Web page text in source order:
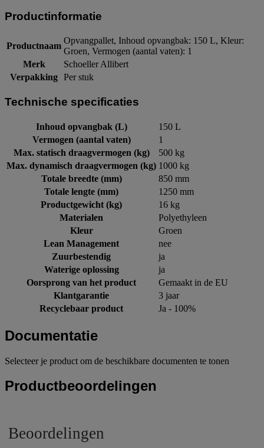
Productinformatie
Productnaam
Opvangpallet, Inhoud opvangbak: 150 L, Kleur:
Groen, Vermogen (aantal vaten): 1
Merk
Schoeller Allibert
Verpakking Per stuk
Technische specificaties
Inhoud opvangbak (L)
150 L
Vermogen (aantal vaten)
1
Max. statisch draagvermogen (kg)
500 kg
Max. dynamisch draagvermogen (kg) 1000 kg
Totale breedte (mm)
850 mm
Totale lengte (mm)
1250 mm
Productgewicht (kg)
16 kg
Materialen
Polyethyleen
Kleur
Groen
Lean Management
nee
Zuurbestendig
ja
Waterige oplossing
ja
Oorsprong van het product
Gemaakt in de EU
Klantgarantie
3 jaar
Recyclebaar product
Ja - 100%
Documentatie
Selecteer je product om de beschikbare documenten te tonen
Productbeoordelingen